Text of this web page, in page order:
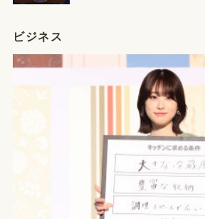
ビジネス